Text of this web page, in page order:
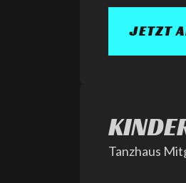
JETZT
Tanzhaus